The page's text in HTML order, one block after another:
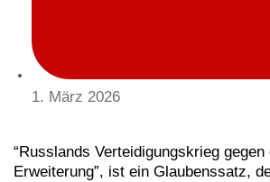
1. März 2026
“Russlands Verteidigungskrieg gegen
Erweiterung”, ist ein Glaubenssatz,